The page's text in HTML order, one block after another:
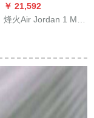
￥ 21,592
烽火Air Jordan 1 Mid
煙台倉庫現物47.5